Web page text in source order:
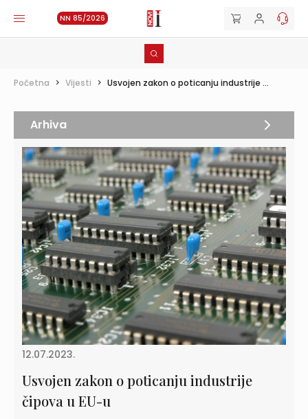
NN 85/2026
Početna > Vijesti > Usvojen zakon o poticanju industrije ...
12.07.2023.
Usvojen zakon o poticanju industrije
čipova u EU-u
Arhiva